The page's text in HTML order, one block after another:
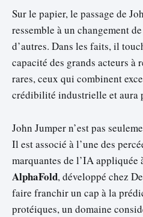
Sur le papier, le passage de
ressemble à un changement
d’autres. Dans les faits, il
capacité des grands acteurs
rares, ceux qui combinent
crédibilité industrielle et aura
John Jumper n’est pas
Il est associé à l’une des
marquantes de l’IA appliquée
AlphaFold, développé chez
faire franchir un cap à la
protéiques, un domaine